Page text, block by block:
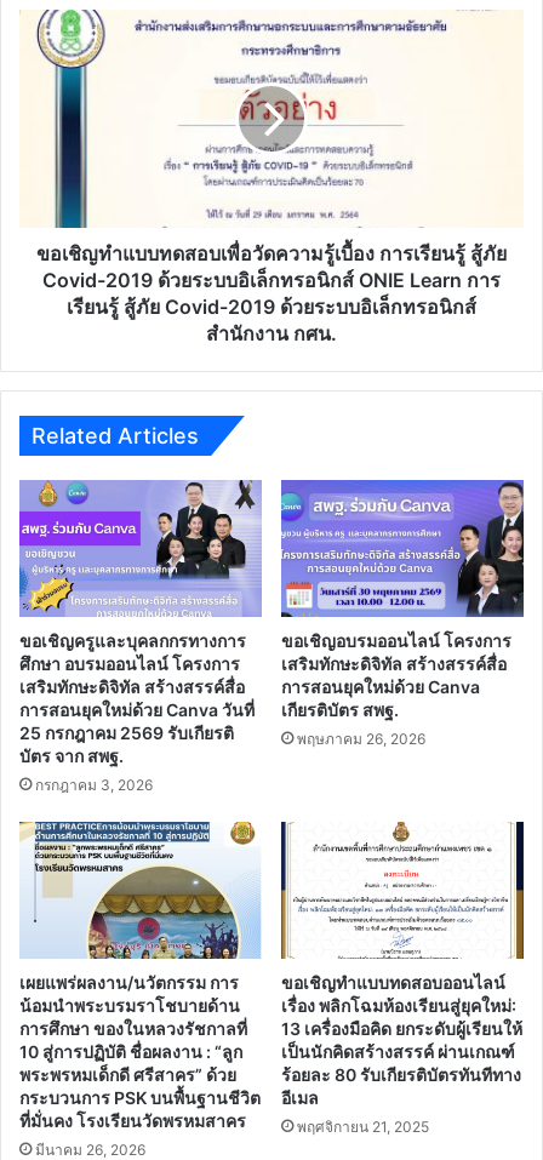
บริหาร
จัดการ
ขอ
เชิญ
เบื้อง
การ
ภัย
2019
ด้วย
ระบบ
อิเล็กทรอนิกส์
ONIE
Learn
การ
เรียน
รู้
สู้
ภัย
Covid-
2019
ด้วย
ระบบ
สำนักงาน
กศน.
ขอเชิญทำแบบทดสอบเพื่อวัดความรู้เบื้อง การเรียนรู้ สู้ภัย
Covid-2019 ด้วยระบบอิเล็กทรอนิกส์ ONIE Learn การ
เรียนรู้ สู้ภัย Covid-2019 ด้วยระบบอิเล็กทรอนิกส์
สำนักงาน กศน.
Related Articles
ขอเชิญครูและบุคลกกรทางการ
ศึกษา อบรมออนไลน์ โครงการ
เสริมทักษะดิจิทัล สร้างสรรค์สื่อ
การสอนยุคใหม่ด้วย Canva วันที่
25 กรกฎาคม 2569 รับเกียรติ
บัตร จาก สพฐ.
กรกฎาคม 3, 2026
ขอเชิญอบรมออนไลน์ โครงการ
เสริมทักษะดิจิทัล สร้างสรรค์สื่อ
การสอนยุคใหม่ด้วย Canva
เกียรติบัตร สพฐ.
พฤษภาคม 26, 2026
เผยแพร่ผลงาน/นวัตกรรม การ
น้อมนำพระบรมราโชบายด้าน
การศึกษา ของในหลวงรัชกาลที่
10 สู่การปฏิบัติ ชื่อผลงาน : “ลูก
พระพรหมเด็กดี ศรีสาคร” ด้วย
กระบวนการ PSK บนพื้นฐานชีวิต
ที่มั่นคง โรงเรียนวัดพรหมสาคร
มีนาคม 26, 2026
ขอเชิญทำแบบทดสอบออนไลน์
เรื่อง พลิกโฉมห้องเรียนสู่ยุคใหม่:
13 เครื่องมือคิด ยกระดับผู้เรียนให้
เป็นนักคิดสร้างสรรค์ ผ่านเกณฑ์
ร้อยละ 80 รับเกียรติบัตรทันทีทาง
อีเมล
พฤศจิกายน 21, 2025